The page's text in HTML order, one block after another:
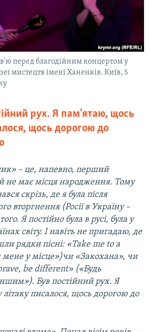
перед благодійним концертом у
мистецтв імені Ханенків. Київ, 5
рух. Я пам'ятаю, щось
щось дорогою до
– це, напевно, перший
не має місця народження. Тому
скрізь, де я була після
вторгнення (Росії в Україну –
Я постійно була в русі, була у
світу. І навіть не пригадаю, де
рядки пісні: «Take me to a
мене у місце»)чи «Закохана», чи
be different» («Будь
Був постійний рух. Я
писалося, щось дорогою до